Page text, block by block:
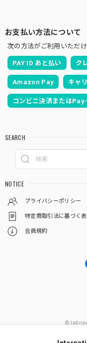
お支払い方法について
次の方法がご利用いただけ
PAY ID あと払い ク
Amazon Pay キャ
コンビニ決済または
SEARCH
NOTICE
プライバシーポリシー
特定商取引法に基づく
会員規約
©